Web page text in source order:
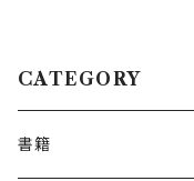
CATEGORY
書籍